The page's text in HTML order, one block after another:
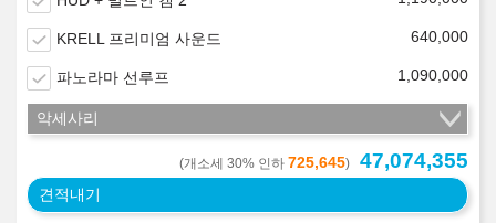
KRELL 프리미엄 사운드 640,000
파노라마 선루프 1,090,000
악세사리
(개소세 30% 인하 725,645) 47,074,355
견적내기